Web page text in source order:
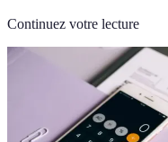
Continuez votre lecture